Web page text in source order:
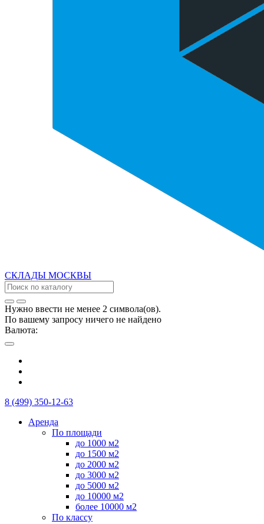
СКЛАДЫ МОСКВЫ
Нужно ввести не менее 2 символа(ов).
По вашему запросу ничего не найдено
Валюта:
8 (499) 350-12-63
Аренда
По площади
до 1000 м2
до 1500 м2
до 2000 м2
до 3000 м2
до 5000 м2
до 10000 м2
более 10000 м2
По классу